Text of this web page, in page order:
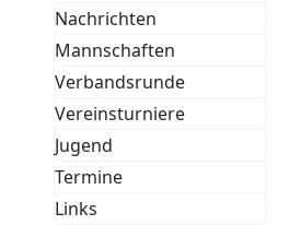
Nachrichten
Mannschaften
Verbandsrunde
Vereinsturniere
Jugend
Termine
Links